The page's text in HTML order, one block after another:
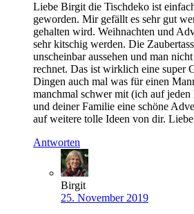
Liebe Birgit die Tischdeko ist
geworden. Mir gefällt es sehr gut
gehalten wird. Weihnachten und
sehr kitschig werden. Die
unscheinbar aussehen und man
rechnet. Das ist wirklich eine super
Dingen auch mal was für einen
manchmal schwer mit (ich auf
und deiner Familie eine schöne
auf weitere tolle Ideen von dir.
Antworten
Birgit
25. November 2019